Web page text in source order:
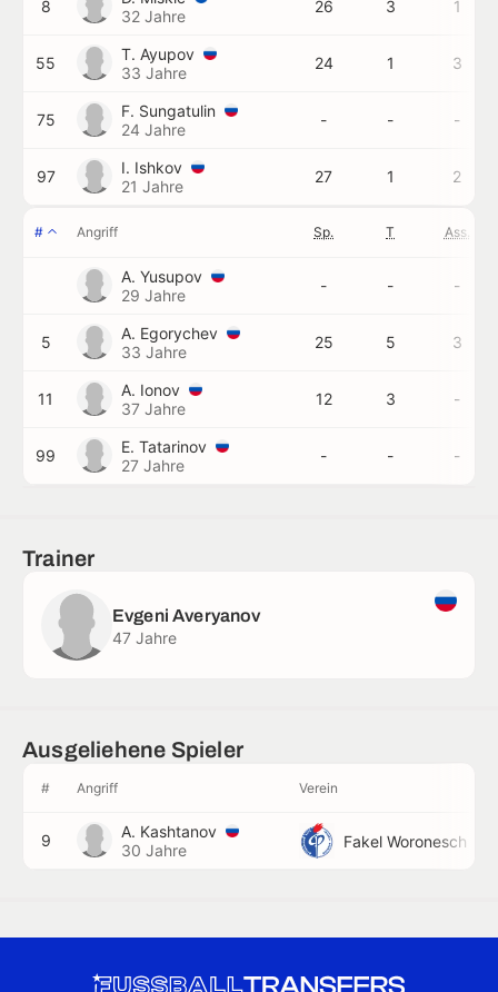
8
32 Jahre
26 3 1
55
T. Ayupov
33 Jahre
24 1 3
75
F. Sungatulin
24 Jahre
- - -
97
I. Ishkov
21 Jahre
27 1 2
# Angriff Sp. T Ass.
A. Yusupov
29 Jahre
- - -
5
A. Egorychev
33 Jahre
25 5 3
11
A. Ionov
37 Jahre
12 3 -
99
E. Tatarinov
27 Jahre
- - -
Trainer
Evgeni Averyanov
47 Jahre
Ausgeliehene Spieler
# Angriff Verein
9
A. Kashtanov
30 Jahre
Fakel Woronesch